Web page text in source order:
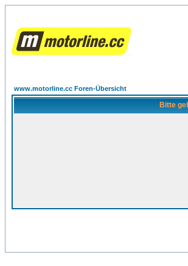
www.motorline.cc Foren-Übersicht
Bitte